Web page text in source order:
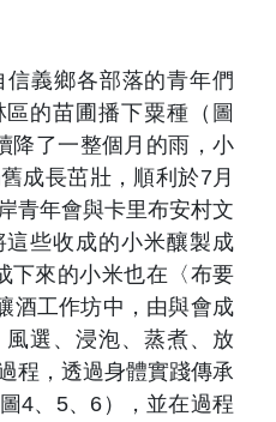
義鄉各部落的青年們
的苗圃播下粟種（圖
降了一整個月的雨，小
成長茁壯，順利於7月
青年會與卡里布安村文
些收成的小米釀製成
下來的小米也在〈布要
酒工作坊中，由與會成
選、浸泡、蒸煮、放
程，透過身體實踐傳承
4、5、6），並在過程